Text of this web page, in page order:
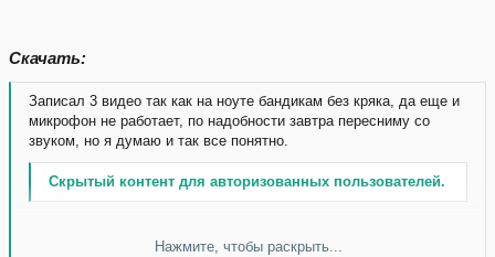
Скачать:
Записал 3 видео так как на ноуте бандикам без кряка, да еще и
микрофон не работает, по надобности завтра пересниму со
звуком, но я думаю и так все понятно.
Скрытый контент для авторизованных пользователей.
Нажмите, чтобы раскрыть...